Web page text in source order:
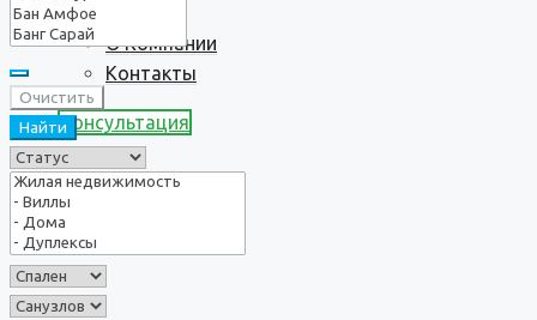
О Компании
Контакты
Консультация
Очистить
Найти